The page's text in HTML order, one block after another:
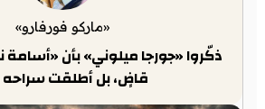
«ماركو فورفارو»
ذكّروا «جورجا ميلوني» بأن
قاضٍ، بل أطلقت